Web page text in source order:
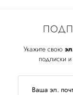
Укажите свою
подписки и